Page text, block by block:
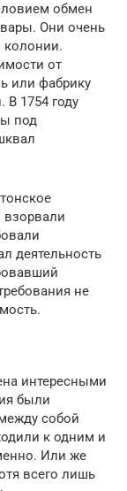
обмен
Они очень
колонии.
от
или фабрику
1754 году
под
взорвали
деятельность
не
интересными
были
собой
к одним и
Или же
всего лишь